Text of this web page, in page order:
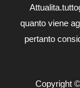
quanto viene
pertanto
Copyright